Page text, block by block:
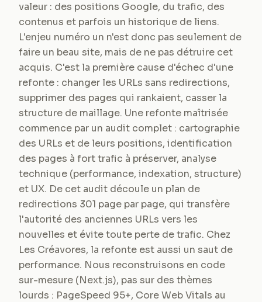
valeur : des positions Google, du trafic, des
contenus et parfois un historique de liens.
L'enjeu numéro un n'est donc pas seulement de
faire un beau site, mais de ne pas détruire cet
acquis. C'est la première cause d'échec d'une
refonte : changer les URLs sans redirections,
supprimer des pages qui rankaient, casser la
structure de maillage. Une refonte maîtrisée
commence par un audit complet : cartographie
des URLs et de leurs positions, identification
des pages à fort trafic à préserver, analyse
technique (performance, indexation, structure)
et UX. De cet audit découle un plan de
redirections 301 page par page, qui transfère
l'autorité des anciennes URLs vers les
nouvelles et évite toute perte de trafic. Chez
Les Créavores, la refonte est aussi un saut de
performance. Nous reconstruisons en code
sur-mesure (Next.js), pas sur des thèmes
lourds : PageSpeed 95+, Core Web Vitals au